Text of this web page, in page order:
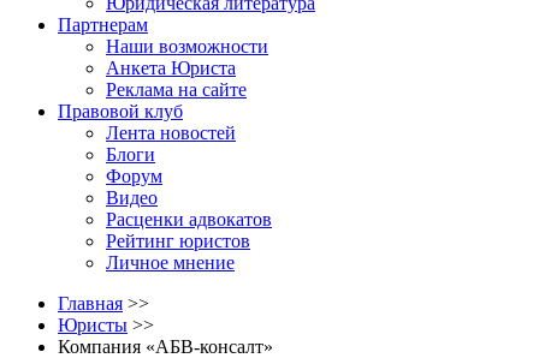
Партнерам
Наши возможности
Анкета Юриста
Реклама на сайте
Правовой клуб
Лента новостей
Блоги
Форум
Видео
Расценки адвокатов
Рейтинг юристов
Личное мнение
Главная >>
Юристы >>
Компания «АБВ-консалт»